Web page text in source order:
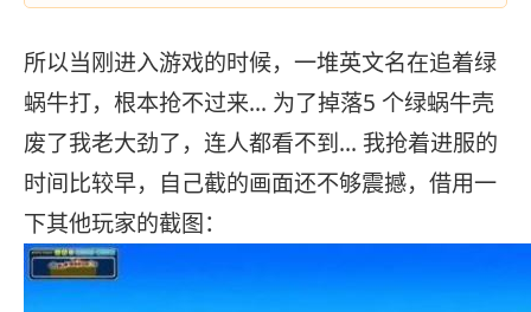
所以当刚进入游戏的时候，一堆英文名在追着绿
蜗牛打，根本抢不过来… 为了掉落5 个绿蜗牛壳
废了我老大劲了，连人都看不到… 我抢着进服的
时间比较早，自己截的画面还不够震撼，借用一
下其他玩家的截图：